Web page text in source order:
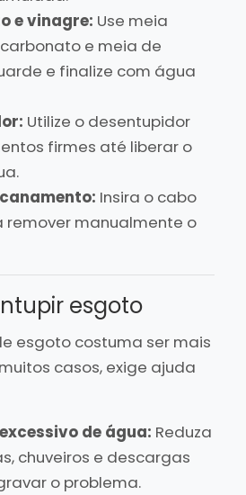
e vinagre: Use meia
e meia de
e finalize com água
Utilize o desentupidor
firmes até liberar o
Insira o cabo
remover manualmente o
esgoto
esgoto costuma ser mais
casos, exige ajuda
de água: Reduza
chuveiros e descargas
o problema.